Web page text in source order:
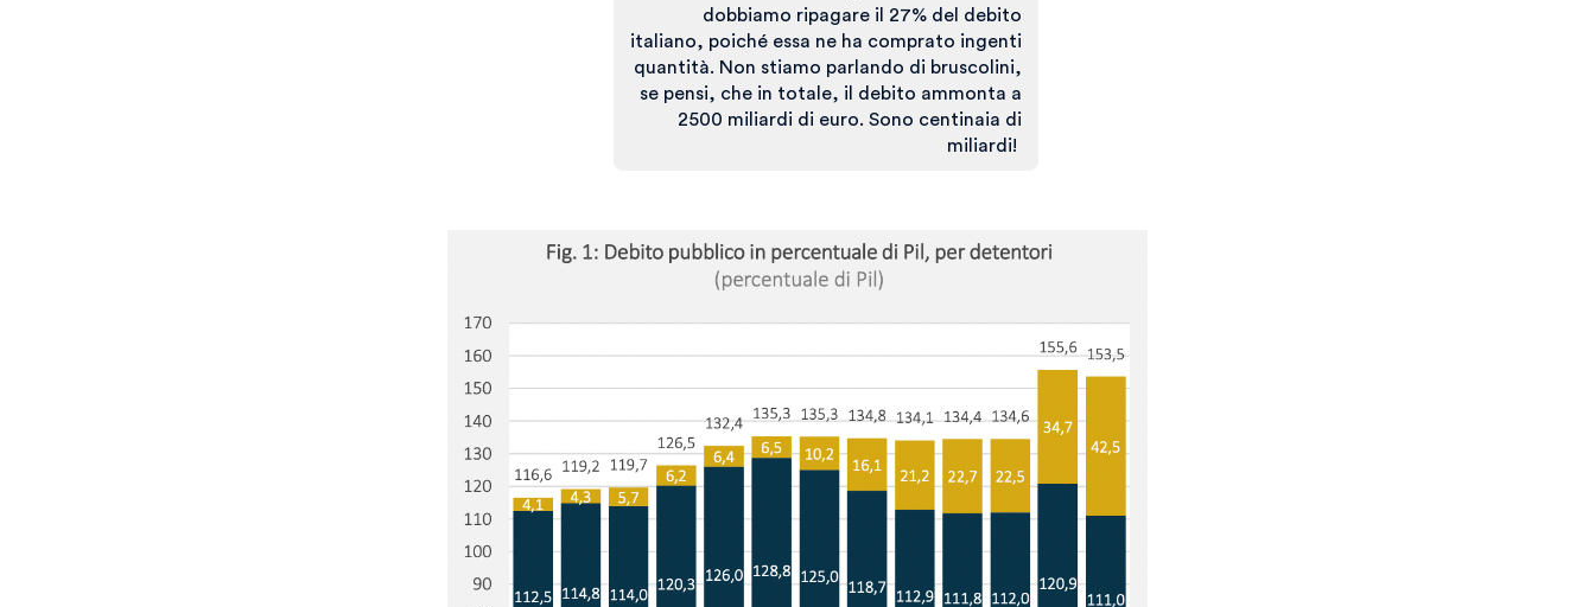
dobbiamo ripagare il 27% del debito
italiano, poiché essa ne ha comprato ingenti
quantità. Non stiamo parlando di bruscolini,
se pensi, che in totale, il debito ammonta a
2500 miliardi di euro. Sono centinaia di
miliardi!